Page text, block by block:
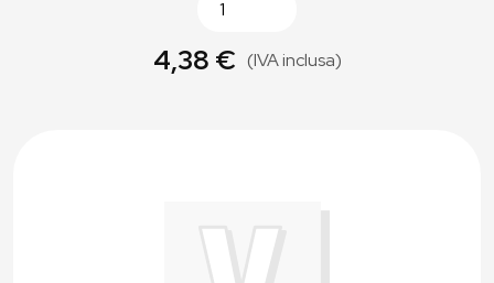
4,38 € (IVA inclusa)